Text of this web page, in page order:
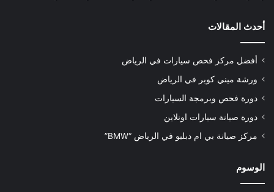
أحدث المقالات
أفضل مركز فحص سيارات في الرياض
ورشة ميني كوبر في الرياض
دورة فحص وبرمجة السيارات
دورة صيانة سيارات اونلاين
مركز صيانة بي ام دبليو في الرياض “BMW”
الوسوم